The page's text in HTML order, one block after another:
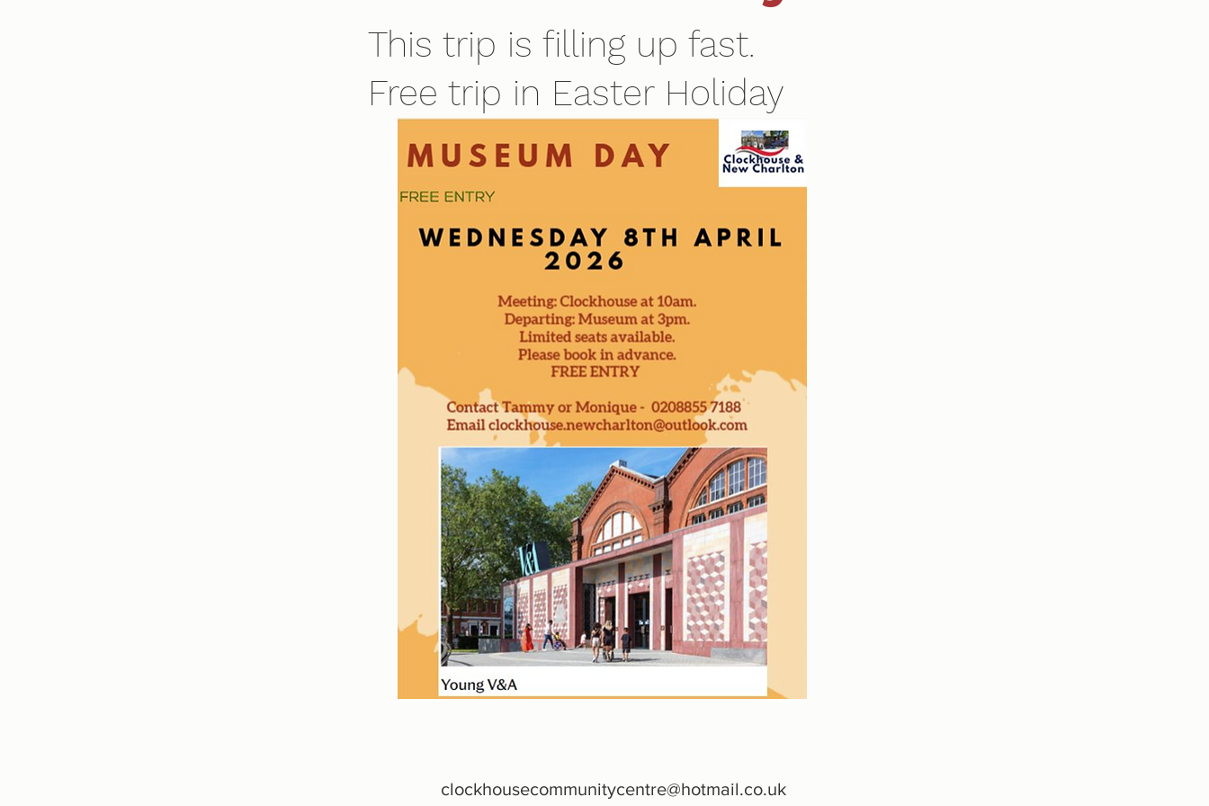
This trip is filling up fast.
Free trip in Easter Holiday
clockhousecommunitycentre@hotmail.co.uk